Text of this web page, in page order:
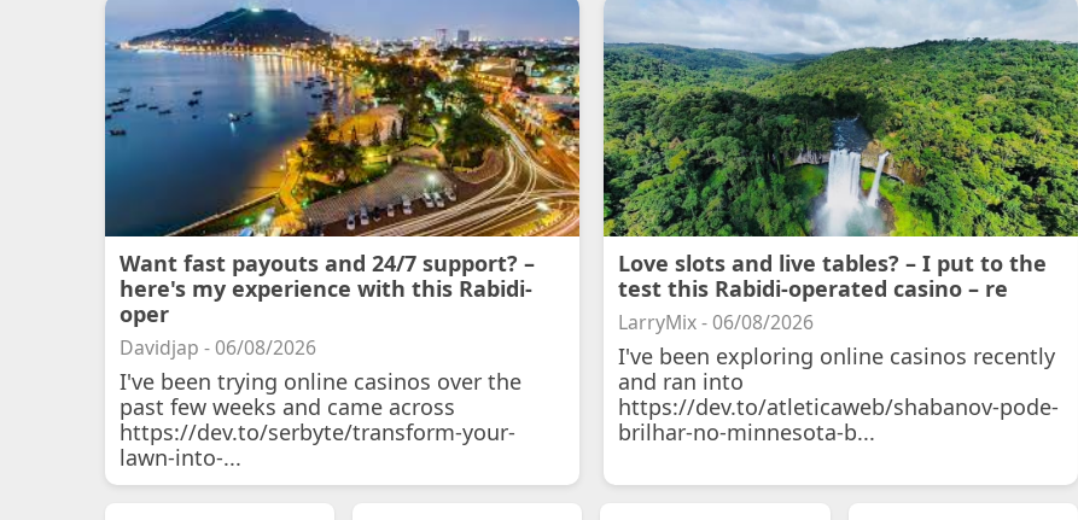
Want fast payouts and 24/7 support? –
here's my experience with this Rabidi-
oper
Davidjap - 06/08/2026
I've been trying online casinos over the
past few weeks and came across
https://dev.to/serbyte/transform-your-
lawn-into-...
Love slots and live tables? – I put to the
test this Rabidi-operated casino – re
LarryMix - 06/08/2026
I've been exploring online casinos recently
and ran into
https://dev.to/atleticaweb/shabanov-pode-
brilhar-no-minnesota-b...